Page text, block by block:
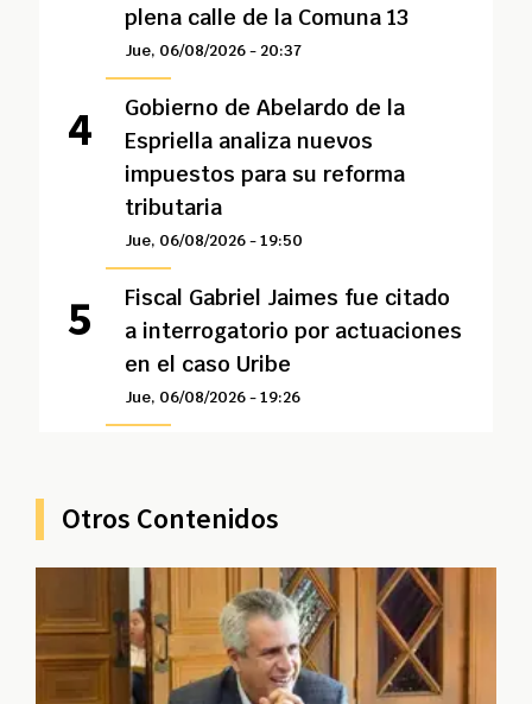
plena calle de la Comuna 13
Jue, 06/08/2026 - 20:37
Gobierno de Abelardo de la
Espriella analiza nuevos
impuestos para su reforma
tributaria
Jue, 06/08/2026 - 19:50
Fiscal Gabriel Jaimes fue citado
a interrogatorio por actuaciones
en el caso Uribe
Jue, 06/08/2026 - 19:26
Otros Contenidos